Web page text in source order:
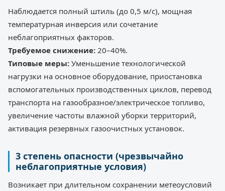
Наблюдается полный штиль (до 0,5 м/с), мощная
температурная инверсия или сочетание
неблагоприятных факторов.
Требуемое снижение: 20–40%.
Типовые меры: Уменьшение технологической
нагрузки на основное оборудование, приостановка
вспомогательных производственных циклов, перевод
транспорта на газообразное/электрическое топливо,
увеличение частоты влажной уборки территорий,
активация резервных газоочистных установок.
3 степень опасности (чрезвычайно
неблагоприятные условия)
Возникает при длительном сохранении метеоусловий